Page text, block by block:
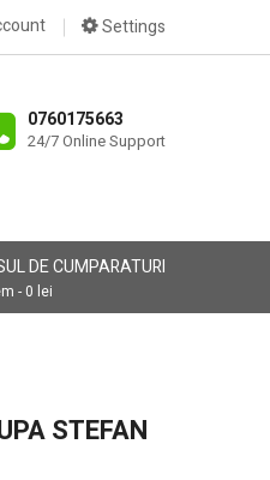
Settings
0760175663
24/7 Online Support
DE CUMPARATURI
- 0 lei
STEFAN